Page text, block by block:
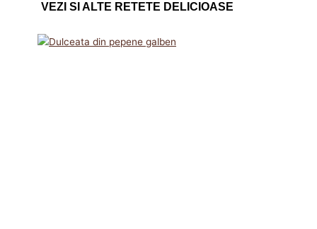
VEZI SI ALTE RETETE DELICIOASE